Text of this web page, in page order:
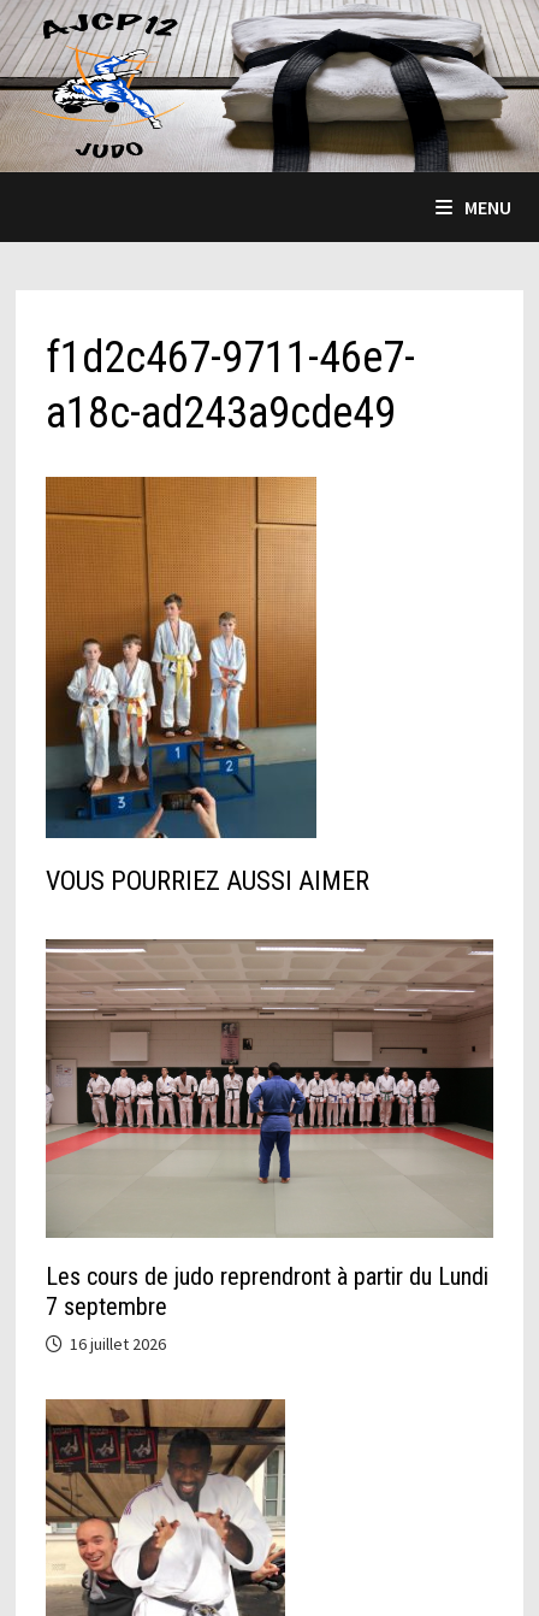
Passer
au
contenu
MENU
f1d2c467-9711-46e7-
a18c-ad243a9cde49
VOUS POURRIEZ AUSSI AIMER
Les cours de judo reprendront à partir du Lundi
7 septembre
16 juillet 2026